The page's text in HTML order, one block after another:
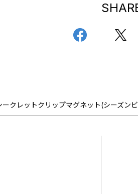
クレットクリップマグネット(シーズン